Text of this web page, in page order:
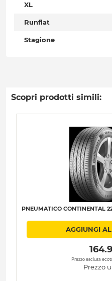
XL
Runflat
Stagione
Scopri prodotti simili:
PNEUMATICO CONTINENTAL
AGGIUNGI
Prezzo esclusa
Prezzo